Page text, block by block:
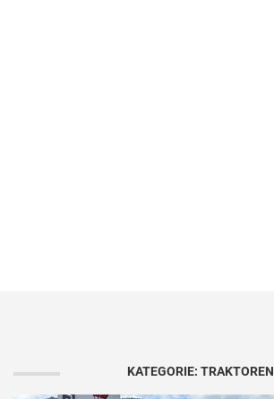
KATEGORIE: TRAKTOREN